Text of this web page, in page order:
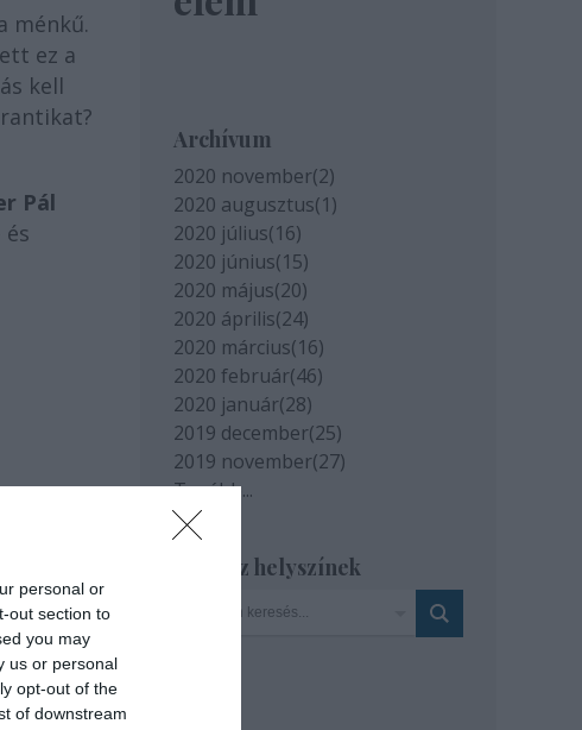
personal or
out section to
you may
us or personal
opt-out of the
of downstream
ménkű.
ez a
kell
Pál
Archívum
2020 november(2)
2020 augusztus(1)
2020 július(16)
2020 június(15)
2020 május(20)
2020 április(24)
2020 március(16)
2020 február(46)
2020 január(28)
2019 december(25)
2019 november(27)
Tovább...
Szinház helyszínek